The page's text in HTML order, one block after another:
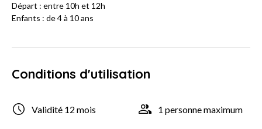
Départ : entre 10h et 12h
Enfants : de 4 à 10 ans
Conditions d'utilisation
Validité 12 mois 1 personne maximum